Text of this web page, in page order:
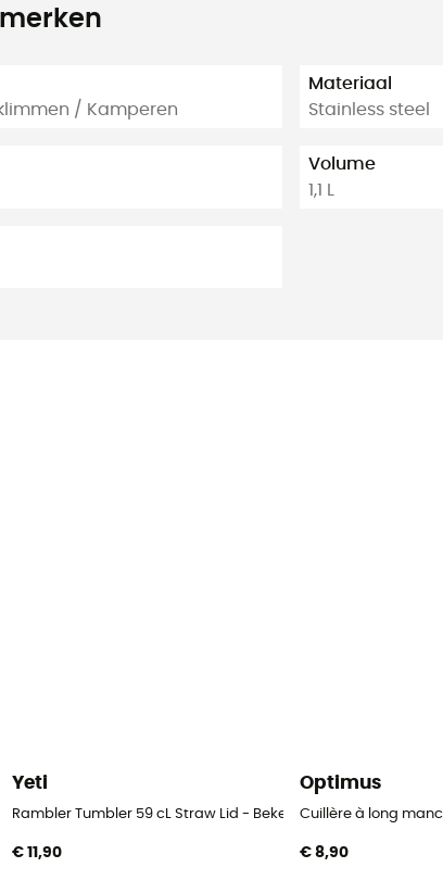
/ Kamperen
Materiaal
Stainless steel
Volume
1,1 L
Yeti
Rambler Tumbler 59 cL Straw Lid - Beker
€ 11,90
Optimus
Cuillère à long
€ 8,90